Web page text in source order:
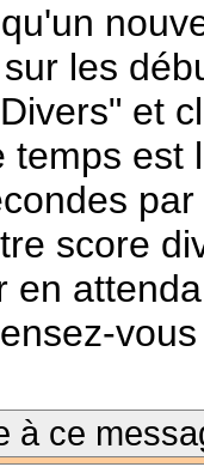
les
et
temps est
score
en
à ce